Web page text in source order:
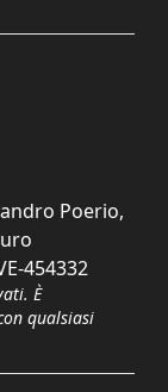
Poerio,
454332
È
qualsiasi